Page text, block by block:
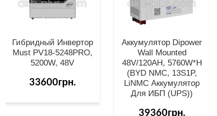
Гибридный Инвертор
Must PV18-5248PRO,
5200W, 48V
33600грн.
Аккумулятор Dipower
Wall Mounted
48V/120AH, 5760W*h
(BYD NMC, 13S1P,
LiNMC Аккумулятор
Для ИБП (UPS))
39360грн.